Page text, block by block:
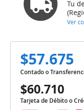
Tu
Ver
$57.675
Contado o
$60.710
Tarjeta de Débito o